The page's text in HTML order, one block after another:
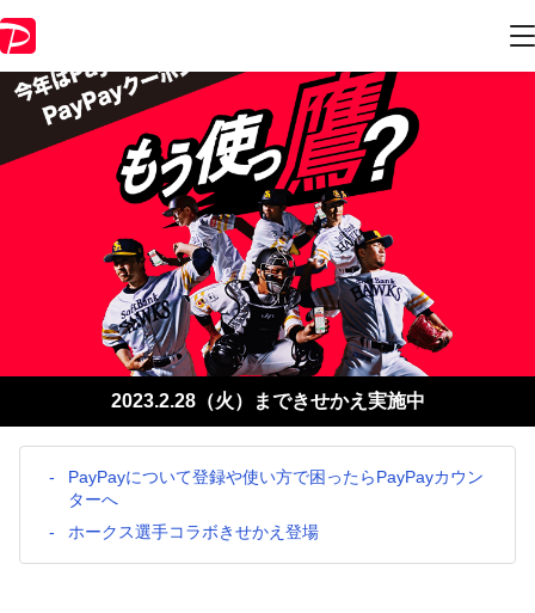
2023.2.28（火）まできせかえ実施中
PayPayについて登録や使い方で困ったらPayPayカウン
ターへ
ホークス選手コラボきせかえ登場